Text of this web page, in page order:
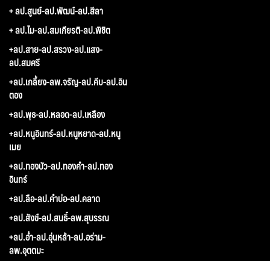
+ ลป.สูนย์-ลป.พัฒน์-ลป.สีลา
+ ลป.ไม-ลป.สมเกียรติ-ลป.พิชิต
+ลป.สาย-ลป.สรวง-ลป.แสง-
ลป.สมศรี
+ลป.เกลี้ยง-ลพ.จรัญ-ลป.คีบ-ลป.อิน
ตอง
+ลป.พุธ-ลป.หลอด-ลป.เหลือง
+ลป.หนูอินทร์-ลป.หนูหยาด-ลป.หนู
เมย
+ลป.ทองบัว-ลป.ทองคำ-ลป.ทอง
อินทร์
+ลป.ลือ-ลป.คำบ่อ-ลป.คลาด
+ลป.สังข์-ลป.สนธิ์-ลพ.สุบรรณ
+ลป.อ่ำ-ลป.อุ่นหล้า-ลป.อร่าม-
ลพ.อุตตมะ